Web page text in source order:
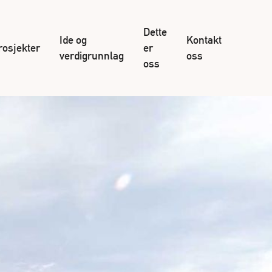
Ide og
verdigrunnlag
Dette
er
oss
Kontakt
oss